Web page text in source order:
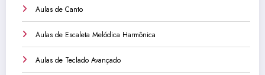
Aulas de Canto
Aulas de Escaleta Melódica Harmônica
Aulas de Teclado Avançado